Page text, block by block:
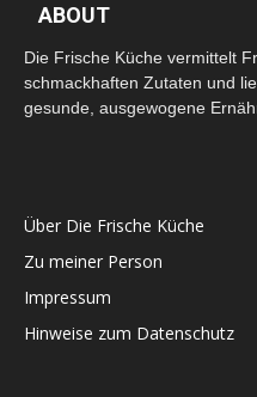
ABOUT
Die Frische Küche vermittelt
schmackhaften Zutaten und
gesunde, ausgewogene
Über Die Frische Küche
Zu meiner Person
Impressum
Hinweise zum Datenschutz